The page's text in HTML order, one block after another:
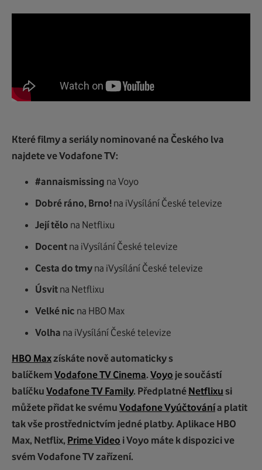
Které filmy a seriály nominované na Českého lva
najdete ve Vodafone TV:
#annaismissing na Voyo
Dobré ráno, Brno! na iVysílání České televize
Její tělo na Netflixu
Docent na iVysílání České televize
Cesta do tmy na iVysílání České televize
Úsvit na Netflixu
Velké nic na HBO Max
Volha na iVysílání České televize
HBO Maxzískáte nově automaticky s
balíčkem Vodafone TV Cinema. Voyo je součástí
balíčku Vodafone TV Family. Předplatné Netflixu si
můžete přidat ke svému Vodafone Vyúčtovánía platit
tak vše prostřednictvím jedné platby. Aplikace HBO
Max, Netflix, Prime Video i Voyo máte k dispozici ve
svém Vodafone TV zařízení.